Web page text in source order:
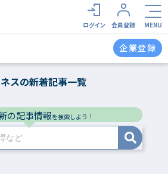
ログイン 会員登録 MENU
企業登録
スの新着記事一覧
の記事情報を検索しよう！